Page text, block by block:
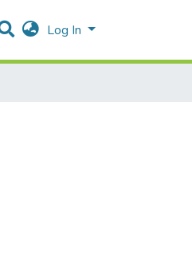
Log In